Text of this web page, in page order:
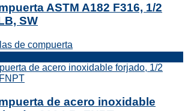
ASTM A182 F316, 1/2
SW
de compuerta
de acero inoxidable